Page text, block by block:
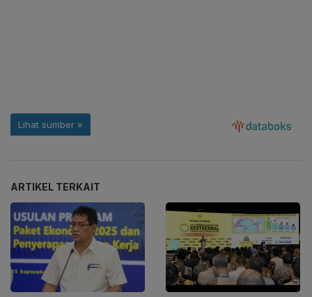
ARTIKEL TERKAIT